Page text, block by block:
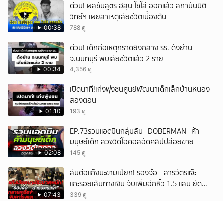
00:38
ด่วน! ผลชันสูตร ฮลุน โซโล่ ออกแล้ว สถาบันนิติ
วิทย์ฯ เผยสาเหตุเสียชีวิตเบื้องต้น
788 ดู
00:34
ด่วน! เด็กก่อเหตุกราดยิงกลาง รร. ดังย่าน
จ.นนทบุรี พบเสียชีวิตแล้ว 2 ราย
4,356 ดู
01:10
เปิดนาที!เก๋งพุ่งชนศูนย์พัฒนาเด็กเล็กบ้านหนอง
สองตอน
193 ดู
02:08
EP.73รวบแอดมินกลุ่มลับ _DOBERMAN_ ค้า
มนุษย์เด็ก ลวงวิดีโอคอลอัดคลิปปล่อยขาย
145 ดู
07:43
สืบต่อแก๊งมะขามเปียก! รองจ๋อ - สารวัตรแจ๊ะ
แกะรอยเส้นทางเงิน จับเพิ่มอีกหิ้ว 1.5 แสน ยัด
สินบน
339 ดู